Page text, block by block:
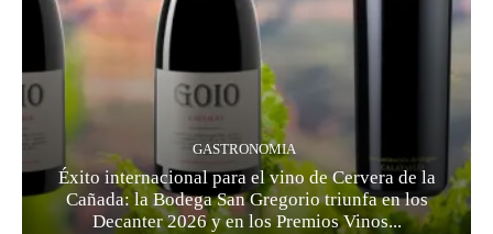
GASTRONOMIA
Éxito internacional para el vino de Cervera de la
Cañada: la Bodega San Gregorio triunfa en los
Decanter 2026 y en los Premios Vinos...